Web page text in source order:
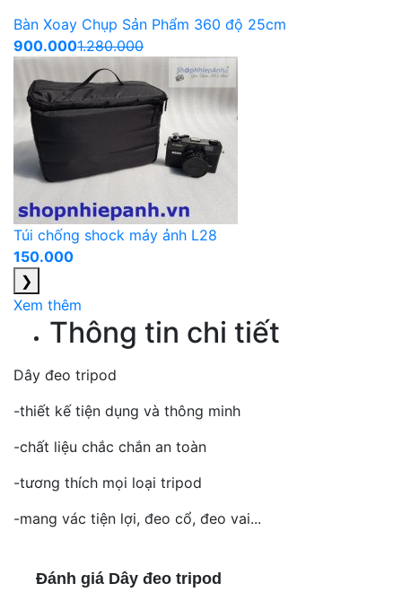
Bàn Xoay Chụp Sản Phẩm 360 độ 25cm
900.0001.280.000
Túi chống shock máy ảnh L28
150.000
❯
Xem thêm
Thông tin chi tiết
Dây đeo tripod
-thiết kế tiện dụng và thông minh
-chất liệu chắc chắn an toàn
-tương thích mọi loại tripod
-mang vác tiện lợi, đeo cổ, đeo vai...
Đánh giá Dây đeo tripod